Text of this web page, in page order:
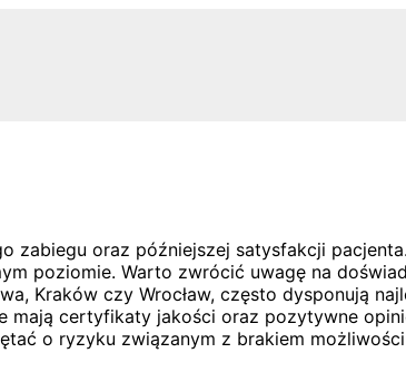
zabiegu oraz późniejszej satysfakcji
poziomie. Warto zwrócić uwagę na
Kraków czy Wrocław, często dysponują
mają certyfikaty jakości oraz pozytywne
o ryzyku związanym z brakiem